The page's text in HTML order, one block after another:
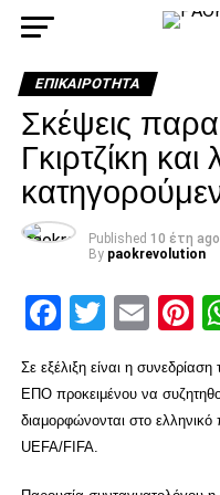
ΕΠΙΚΑΙΡΌΤΗΤΑ
Σκέψεις
Γκιρτζίκη και
Published 10 έτη ago
By paokrevolution
Facebook
Twitter
Σε εξέλιξη είναι η
ΕΠΟ προκειμένου να
διαμορφώνονται στο ελληνικό
UEFA/FIFA.